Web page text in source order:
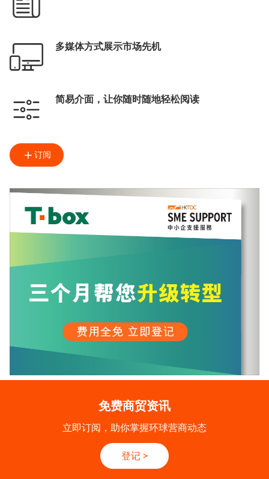
多媒体方式展示市场先机
简易介面，让你随时随地轻松阅读
订阅
免费商贸资讯
立即订阅，助你掌握环球营商动态
登记 >